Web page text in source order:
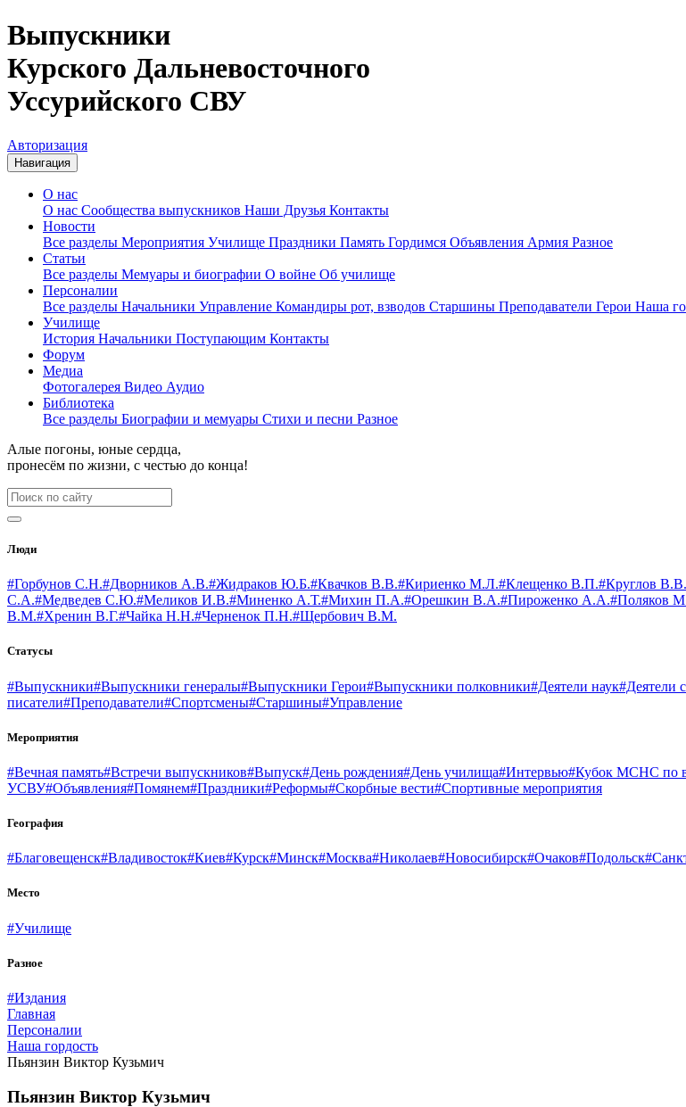
Выпускники
Курского Дальневосточного
Уссурийского СВУ
Авторизация
Навигация
О нас
О нас Сообщества выпускников Наши Друзья Контакты
Новости
Все разделы Мероприятия Училище Праздники Память Гордимся Объявления Армия Разное
Статьи
Все разделы Мемуары и биографии О войне Об училище
Персоналии
Все разделы Начальники Управление Командиры рот, взводов Старшины Преподаватели Герои Наша
Училище
История Начальники Поступающим Контакты
Форум
Медиа
Фотогалерея Видео Аудио
Библиотека
Все разделы Биографии и мемуары Стихи и песни Разное
Алые погоны, юные сердца,
пронесём по жизни, с честью до конца!
Люди
#Горбунов С.Н.#Дворников А.В.#Жидраков Ю.Б.#Квачков В.В.#Кириенко М.Л.#Клещенко В.П.#Круглов В.В.
С.А.#Медведев С.Ю.#Меликов И.В.#Миненко А.Т.#Михин П.А.#Орешкин В.А.#Пироженко А.А.#Поляков
В.М.#Хренин В.Г.#Чайка Н.Н.#Черненок П.Н.#Щербович В.М.
Статусы
#Выпускники#Выпускники генералы#Выпускники Герои#Выпускники полковники#Деятели наук#Деятели
писатели#Преподаватели#Спортсмены#Старшины#Управление
Мероприятия
#Вечная память#Встречи выпускников#Выпуск#День рождения#День училища#Интервью#Кубок МСНС по
УСВУ#Объявления#Помянем#Праздники#Реформы#Скорбные вести#Спортивные мероприятия
География
#Благовещенск#Владивосток#Киев#Курск#Минск#Москва#Николаев#Новосибирск#Очаков#Подольск
Место
#Училище
Разное
#Издания
Главная
Персоналии
Наша гордость
Пьянзин Виктор Кузьмич
Пьянзин Виктор Кузьмич